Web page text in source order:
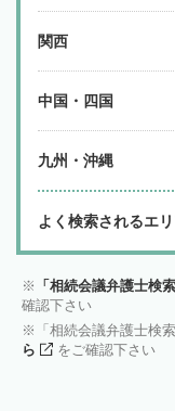
関西
中国・四国
九州・沖縄
よく検索されるエ
「相続会議弁護士検
確認下さい
「相続会議弁護士検
ら
をご確認下さい